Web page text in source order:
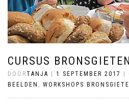
CURSUS
DOORTANJA | 1 SEPTEMBER 2017 |
BEELDEN
WORKSHOPS